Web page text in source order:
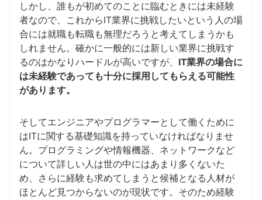
しかし、誰もが初めてのことに臨むときには未経験
者なので、これからIT業界に挑戦したいという人の場
合には就職も転職も無理だろうと考えてしまうかも
しれません。確かに一般的には新しい業界に挑戦す
るのはかなりハードルが高いですが、 IT業界の場合に
は未経験であっても十分に採用してもらえる可能性
があります。
そしてエンジニアやプログラマーとして働くために
はITに関する基礎知識を持っていなければなりませ
ん。プログラミングや情報機器、ネットワークなど
について詳しい人は世の中にはあまり多くないた
め、さらに経験も求めてしまうと候補となる人材が
ほとんど見つからないのが現状です。そのため経験